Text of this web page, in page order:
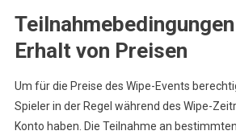
Erhalt von Preisen
Um für die Preise des Wipe-Events
Spieler in der Regel während des Wipe-
Konto haben. Die Teilnahme an